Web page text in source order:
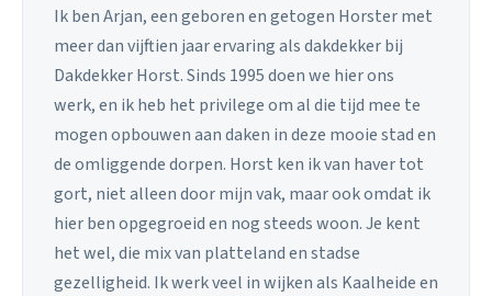
Ik ben Arjan, een geboren en getogen Horster met
meer dan vijftien jaar ervaring als dakdekker bij
Dakdekker Horst. Sinds 1995 doen we hier ons
werk, en ik heb het privilege om al die tijd mee te
mogen opbouwen aan daken in deze mooie stad en
de omliggende dorpen. Horst ken ik van haver tot
gort, niet alleen door mijn vak, maar ook omdat ik
hier ben opgegroeid en nog steeds woon. Je kent
het wel, die mix van platteland en stadse
gezelligheid. Ik werk veel in wijken als Kaalheide en